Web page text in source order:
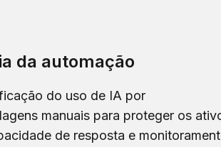
da automação
do uso de IA por
manuais para proteger os
de resposta e